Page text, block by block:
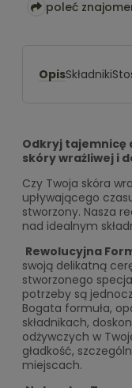
poleć
OpisSkładniki
Odkryj tajemnicę
skóry wrażliwej i
Czy Twoja skóra
upływającego
stworzony. Nasza
nad idealnym
Rewolucyjna
swoją delikatną
stworzonego
potrzeby są
Bogata formuła,
składnikach,
odżywczych w
gładkość,
miejscach.